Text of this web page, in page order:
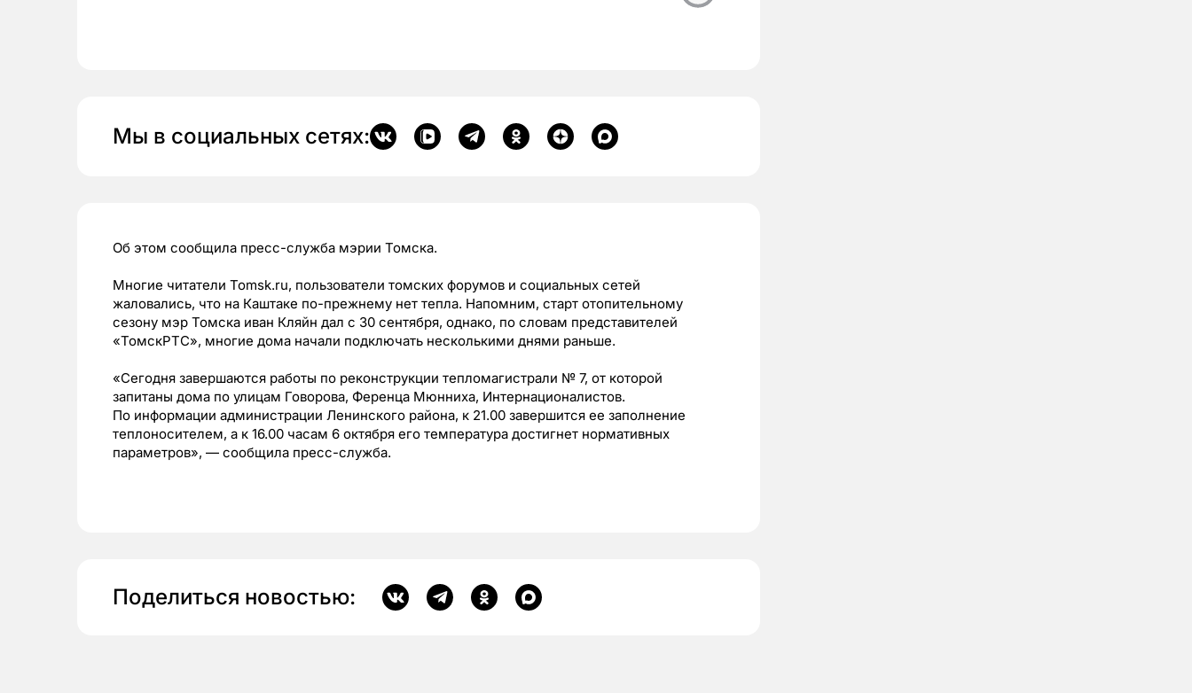
Мы в социальных сетях:
Об этом сообщила пресс-служба мэрии Томска.
Многие читатели Tomsk.ru, пользователи томских форумов и социальных сетей
жаловались, что на Каштаке по-прежнему нет тепла. Напомним, старт отопительному
сезону мэр Томска иван Кляйн дал с 30 сентября, однако, по словам представителей
«ТомскРТС», многие дома начали подключать несколькими днями раньше.
«Сегодня завершаются работы по реконструкции тепломагистрали № 7, от которой
запитаны дома по улицам Говорова, Ференца Мюнниха, Интернационалистов.
По информации администрации Ленинского района, к 21.00 завершится ее заполнение
теплоносителем, а к 16.00 часам 6 октября его температура достигнет нормативных
параметров», — сообщила пресс-служба.
Поделиться новостью: